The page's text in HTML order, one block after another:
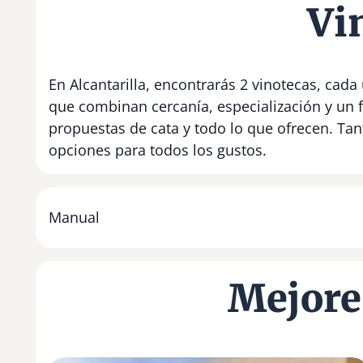
En Alcantarilla, encontrarás 2 vinotecas,
que combinan cercanía, especialización y
propuestas de cata y todo lo que ofrecen.
opciones para todos los gustos.
Manual